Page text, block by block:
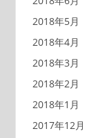
2018年5月
2018年4月
2018年3月
2018年2月
2018年1月
2017年12月